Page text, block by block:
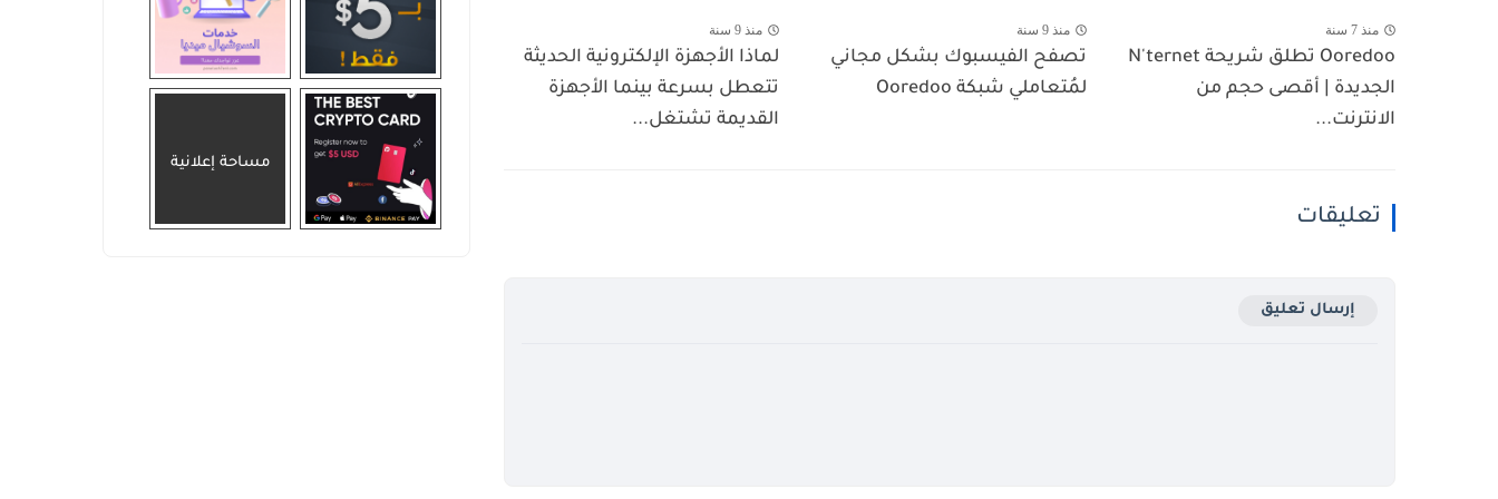
منذ 7 سنة
Ooredoo تطلق شريحة N'ternet
الجديدة | أقصى حجم من
الانترنت...
منذ 9 سنة
تصفح الفيسبوك بشكل مجاني
لمُتعاملي شبكة Ooredoo
منذ 9 سنة
لماذا الأجهزة الإلكترونية الحديثة
تتعطل بسرعة بينما الأجهزة
القديمة تشتغل...
تعليقات
إرسال تعليق
مساحة إعلانية